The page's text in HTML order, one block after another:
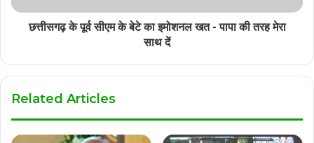
छत्तीसगढ़ के पूर्व सीएम के बेटे का इमोशनल खत - पापा की तरह मेरा
साथ दें
Related Articles